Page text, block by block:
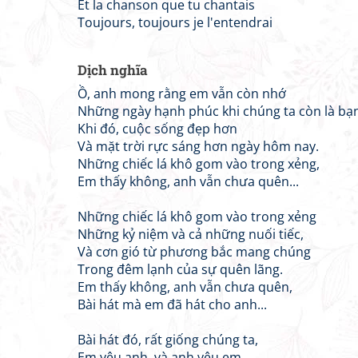
Et la chanson que tu chantais
Toujours, toujours je l'entendrai
Dịch nghĩa
Ồ, anh mong rằng em vẫn còn nhớ
Những ngày hạnh phúc khi chúng ta còn là
Khi đó, cuộc sống đẹp hơn
Và mặt trời rực sáng hơn ngày hôm nay.
Những chiếc lá khô gom vào trong xẻng,
Em thấy không, anh vẫn chưa quên...
Những chiếc lá khô gom vào trong xẻng
Những kỷ niệm và cả những nuối tiếc,
Và cơn gió từ phương bắc mang chúng
Trong đêm lạnh của sự quên lãng.
Em thấy không, anh vẫn chưa quên,
Bài hát mà em đã hát cho anh...
Bài hát đó, rất giống chúng ta,